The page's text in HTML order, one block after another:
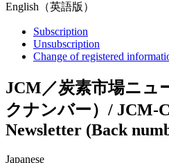
English（英語版）
Subscription
Unsubscription
Change of registered
JCM／炭素市場ニュ
クナンバー）/ JCM-
Newsletter (Back
Japanese